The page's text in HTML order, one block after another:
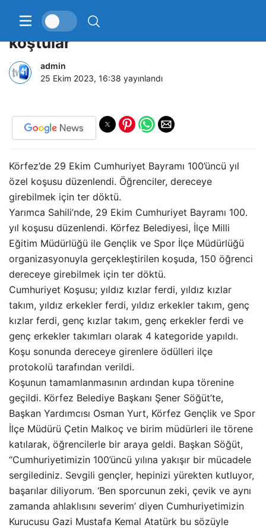
Cumhuriyetin 100’üncü yılı için
koştular
admin
25 Ekim 2023, 16:38 yayınlandı
Körfez’de 29 Ekim Cumhuriyet Bayramı 100’üncü yıl
özel koşusu düzenlendi. Öğrenciler, dereceye
girebilmek için ter döktü.
Yarımca Sahili’nde, 29 Ekim Cumhuriyet Bayramı 100.
yıl koşusu düzenlendi. Körfez Belediyesi, İlçe Milli
Eğitim Müdürlüğü ile Gençlik ve Spor İlçe Müdürlüğü
organizasyonuyla gerçekleştirilen koşuda, 150 öğrenci
dereceye girebilmek için ter döktü.
Cumhuriyet Koşusu; yıldız kızlar ferdi, yıldız kızlar
takım, yıldız erkekler ferdi, yıldız erkekler takım, genç
kızlar ferdi, genç kızlar takım, genç erkekler ferdi ve
genç erkekler takımları olarak 4 kategoride yapıldı.
Koşu sonunda dereceye girenlere ödülleri ilçe
protokolü tarafından verildi.
Koşunun tamamlanmasının ardından kupa törenine
geçildi. Körfez Belediye Başkanı Şener Söğüt’te,
Başkan Yardımcısı Osman Yurt, Körfez Gençlik ve Spor
İlçe Müdürü Çetin Malkoç ve birim müdürleri ile törene
katılarak, öğrencilerle bir araya geldi. Başkan Söğüt,
“Cumhuriyetimizin 100’üncü yılına yakışır bir mücadele
sergilediniz. Sevgili gençler, hepinizi yürekten kutluyor,
başarılar diliyorum. ‘Ben sporcunun zeki, çevik ve aynı
zamanda ahlaklısını severim’ diyen Cumhuriyetimizin
Kurucusu Gazi Mustafa Kemal Atatürk bu sözüyle